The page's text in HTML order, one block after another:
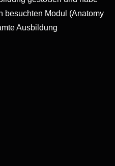
besuchten Modul (Anatomy
Ausbildung